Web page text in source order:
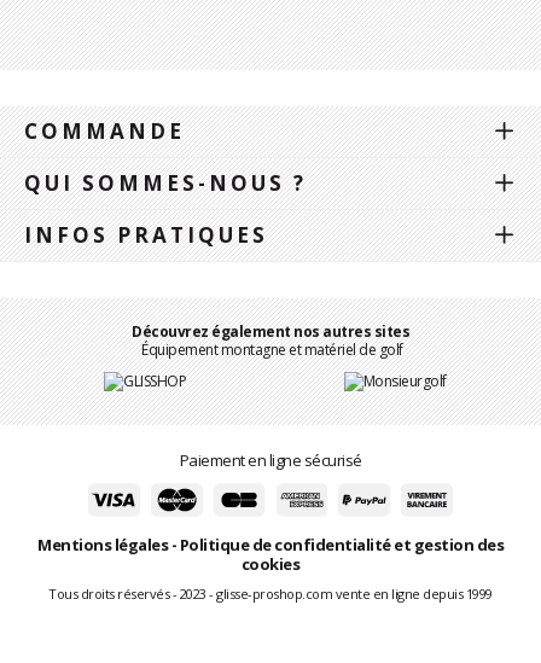
COMMANDE
QUI SOMMES-NOUS ?
INFOS PRATIQUES
Découvrez également nos autres sites
Équipement montagne et matériel de golf
Paiement en ligne sécurisé
Mentions légales- Politique de confidentialité et gestion des
cookies
Tous droits réservés - 2023 - glisse-proshop.com vente en ligne depuis 1999